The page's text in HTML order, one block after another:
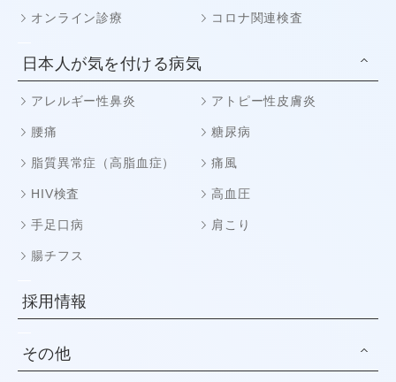
オンライン診療 コロナ関連検査
日本人が気を付ける病気
アレルギー性鼻炎 アトピー性皮膚炎
腰痛 糖尿病
脂質異常症（高脂血症） 痛風
HIV検査 高血圧
手足口病 肩こり
腸チフス
採用情報
その他